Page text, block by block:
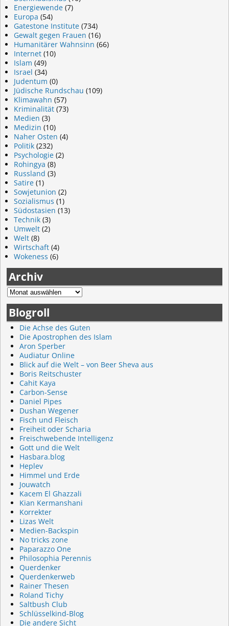
Energiewende (7)
Europa (54)
Gatestone Institute (734)
Gewalt gegen Frauen (16)
Humanitärer Wahnsinn (66)
Internet (10)
Islam (49)
Israel (34)
Judentum (0)
Jüdische Rundschau (109)
Klimawahn (57)
Kriminalität (73)
Medien (3)
Medizin (10)
Naher Osten (4)
Politik (232)
Psychologie (2)
Rohingya (8)
Russland (3)
Satire (1)
Sowjetunion (2)
Sozialismus (1)
Südostasien (13)
Technik (3)
Umwelt (2)
Welt (8)
Wirtschaft (4)
Wokeness (6)
Archiv
Blogroll
Die Achse des Guten
Die Apostrophen des Islam
Aron Sperber
Audiatur Online
Blick auf die Welt – von Beer Sheva aus
Boris Reitschuster
Cahit Kaya
Carbon-Sense
Daniel Pipes
Dushan Wegener
Fisch und Fleisch
Freiheit oder Scharia
Freischwebende Intelligenz
Gott und die Welt
Hasbara.blog
Heplev
Himmel und Erde
Jouwatch
Kacem El Ghazzali
Kian Kermanshani
Korrekter
Lizas Welt
Medien-Backspin
No tricks zone
Paparazzo One
Philosophia Perennis
Querdenker
Querdenkerweb
Rainer Thesen
Roland Tichy
Saltbush Club
Schlüsselkind-Blog
Die andere Sicht